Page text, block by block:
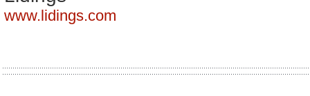
www.lidings.com